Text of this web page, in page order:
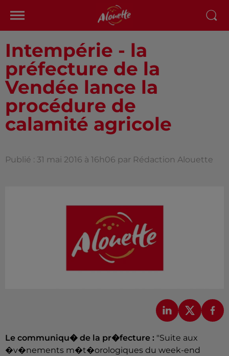
Intempérie - la
préfecture de la
Vendée lance la
procédure de
calamité agricole
Publié : 31 mai 2016 à 16h06 par Rédaction Alouette
Le communiqu� de la pr�fecture : "Suite aux
�v�nements m�t�orologiques du week-end